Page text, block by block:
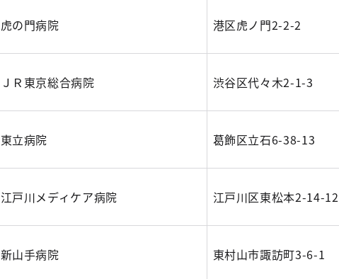
虎の門病院 港区虎ノ門2-2-2
ＪＲ東京総合病院 渋谷区代々木2-1-3
東立病院 葛飾区立石6-38-13
江戸川メディケア病院 江戸川区東松本2-14-12
新山手病院 東村山市諏訪町3-6-1